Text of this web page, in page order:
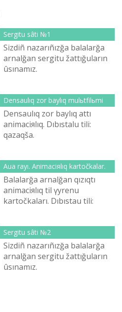
Sergіtu sâtі №1
Sіzdіñ nazarıñızğa balalarğa
arnalğan sergіtu žattığuların
ûsınamız.
Densaulıq zor baylıq mulьtfilьmі
Densaulıq zor baylıq attı
animaciяlıq. Dıbıstalu tіlі:
qazaqša.
Aua rayı. Animaciяlıq kartočkalar.
Balalarğa arnalğan qızıqtı
animaciяlıq tіl үyrenu
kartočkaları. Dıbıstau tіlі:
Sergіtu sâtі №2
Sіzdіñ nazarıñızğa balalarğa
arnalğan sergіtu žattığuların
ûsınamız.